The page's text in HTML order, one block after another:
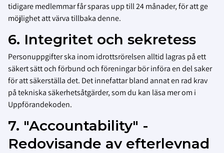
tidigare medlemmar får sparas upp till 24 månader, för att ge
möjlighet att värva tillbaka denne.
6. Integritet och sekretess
Personuppgifter ska inom idrottsrörelsen alltid lagras på ett
säkert sätt och förbund och föreningar bör införa en del saker
för att säkerställa det. Det innefattar bland annat en rad krav
på tekniska säkerhetsåtgärder, som du kan läsa mer om i
Uppförandekoden.
7. "Accountability" -
Redovisande av efterlevnad